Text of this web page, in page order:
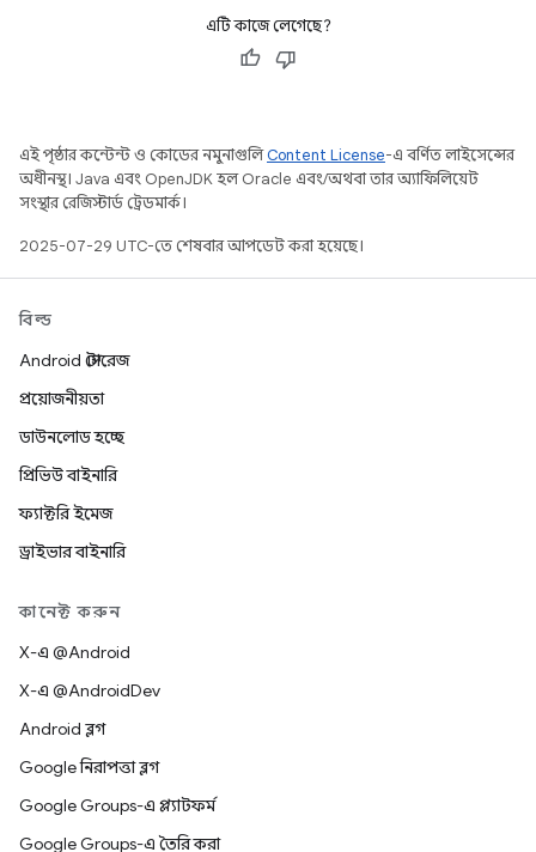
এটি কাজে লেগেছে?
এই পৃষ্ঠার কন্টেন্ট ও কোডের নমুনাগুলিContent License-এ বর্ণিত লাইসেন্সের
অধীনস্থ। Java এবং OpenJDK হল Oracle এবং/অথবা তার অ্যাফিলিয়েট
সংস্থার রেজিস্টার্ড ট্রেডমার্ক।
2025-07-29 UTC-তে শেষবার আপডেট করা হয়েছে।
বিল্ড
Android স্টোরেজ
প্রয়োজনীয়তা
ডাউনলোড হচ্ছে
প্রিভিউ বাইনারি
ফ্যাক্টরি ইমেজ
ড্রাইভার বাইনারি
কানেক্ট করুন
X-এ @Android
X-এ @AndroidDev
Android ব্লগ
Google নিরাপত্তা ব্লগ
Google Groups-এ প্ল্যাটফর্ম
Google Groups-এ তৈরি করা